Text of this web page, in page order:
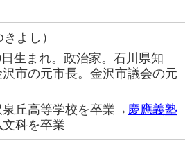
きよし）
生まれ。政治家。石川県知
市の元市長。金沢市議会の元
泉丘高等学校を卒業→ 慶應義塾
科を卒業